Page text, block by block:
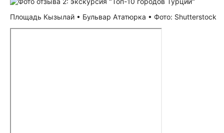
Площадь Кызылай • Бульвар Ататюрка • Фото: Shutterstock